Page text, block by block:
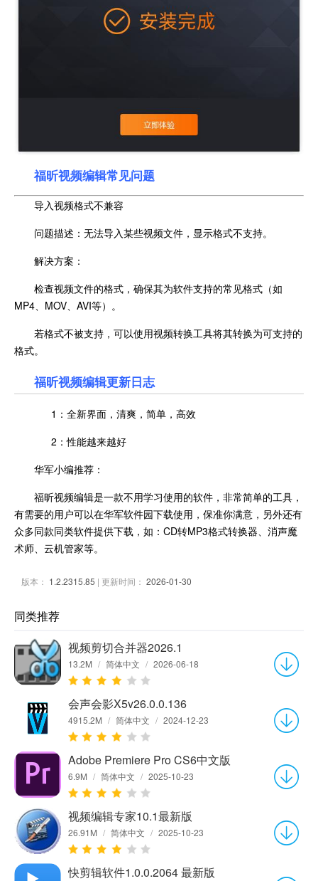
福昕视频编辑常见问题
导入视频格式不兼容‌
‌问题描述‌：无法导入某些视频文件，显示格式不支持。
‌解决方案‌：
检查视频文件的格式，确保其为软件支持的常见格式（如
MP4、MOV、AVI等）。
若格式不被支持，可以使用视频转换工具将其转换为可支持的
格式。
福昕视频编辑更新日志
1：全新界面，清爽，简单，高效
2：性能越来越好
华军小编推荐：
福昕视频编辑是一款不用学习使用的软件，非常简单的工具，
有需要的用户可以在华军软件园下载使用，保准你满意，另外还有
众多同款同类软件提供下载，如：CD转MP3格式转换器、消声魔
术师、云机管家等。
版本： 1.2.2315.85 | 更新时间： 2026-01-30
同类推荐
视频剪切合并器2026.1
13.2M / 简体中文 / 2026-06-18
会声会影X5v26.0.0.136
4915.2M / 简体中文 / 2024-12-23
Adobe Premiere Pro CS6中文版
6.9M / 简体中文 / 2025-10-23
视频编辑专家10.1最新版
26.91M / 简体中文 / 2025-10-23
快剪辑软件1.0.0.2064 最新版